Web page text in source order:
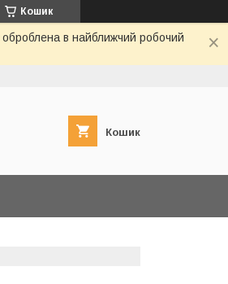
Кошик
оброблена в найближчий робочий
Кошик